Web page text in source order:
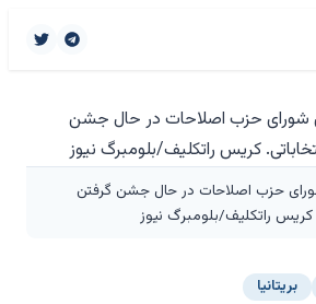
حزب اصلاحات در حال جشن گرفتن
کریس راتکلیف/بلومبرگ نیوز
بریتانیا